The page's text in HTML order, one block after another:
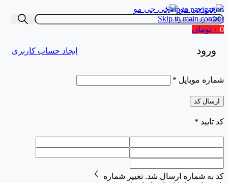
Skip to navigation
Skip to main content
0 ۰ تومان
ورود ایجاد حساب کاربری
شماره موبایل *
ارسال کد
کد تایید *
کد به شماره ارسال شد. تغییر شماره